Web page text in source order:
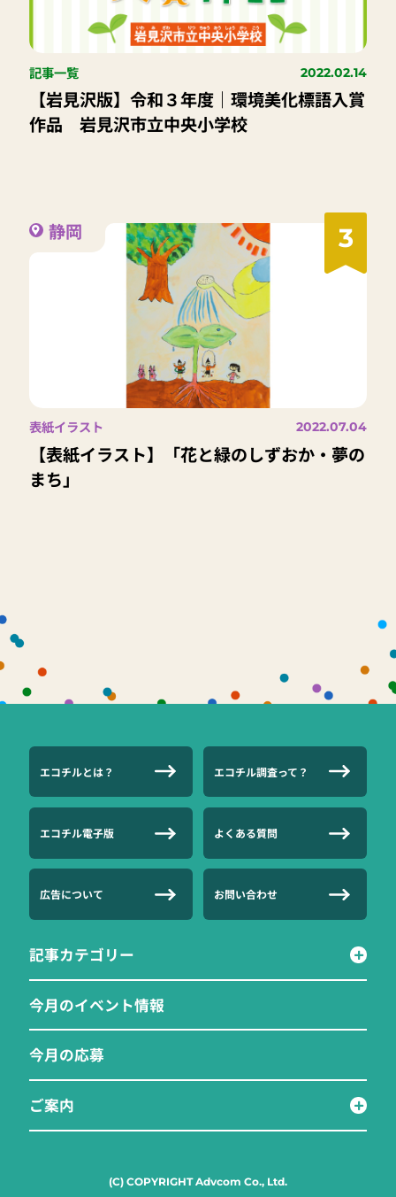
記事一覧 2022.02.14
【岩見沢版】令和３年度｜環境美化標語入賞
作品 岩見沢市立中央小学校
3
静岡
表紙イラスト 2022.07.04
【表紙イラスト】「花と緑のしずおか・夢の
まち」
エコチルとは？ エコチル調査って？
エコチル電子版 よくある質問
広告について お問い合わせ
記事カテゴリー
今月のイベント情報
今月の応募
ご案内
(C) COPYRIGHT Advcom Co., Ltd.